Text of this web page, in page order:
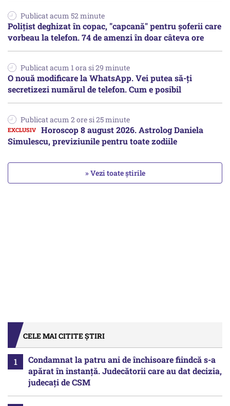
Publicat acum 52 minute
Polițist deghizat în copac, "capcană" pentru șoferii care
vorbeau la telefon. 74 de amenzi în doar câteva ore
Publicat acum 1 ora si 29 minute
O nouă modificare la WhatsApp. Vei putea să-ți
secretizezi numărul de telefon. Cum e posibil
Publicat acum 2 ore si 25 minute
Horoscop 8 august 2026. Astrolog Daniela
Simulescu, previziunile pentru toate zodiile
» Vezi toate știrile
CELE MAI CITITE ȘTIRI
Condamnat la patru ani de închisoare fiindcă s-a
apărat în instanță. Judecătorii care au dat decizia,
judecați de CSM